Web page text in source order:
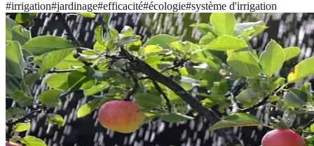
#irrigation#jardinage#efficacité#écologie#système d'irrigation